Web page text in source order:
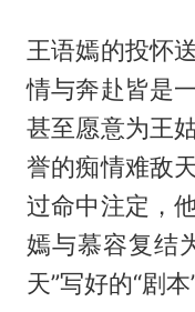
王语嫣的投怀
情与奔赴皆是
甚至愿意为王
誉的痴情难敌
过命中注定，
嫣与慕容复结
天”写好的“剧本”